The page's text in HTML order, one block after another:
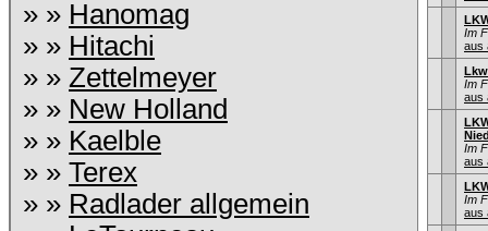
» » Hanomag
» » Hitachi
» » Zettelmeyer
» » New Holland
» » Kaelble
» » Terex
» » Radlader allgemein
Im
aus
Im
aus
Im
aus
Im
aus